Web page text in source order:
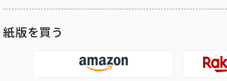
紙版を買う